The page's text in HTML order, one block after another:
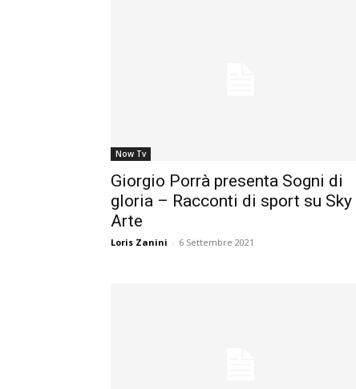
Now Tv
Giorgio Porrà presenta Sogni di
gloria – Racconti di sport su Sky
Arte
Loris Zanini - 6 Settembre 2021